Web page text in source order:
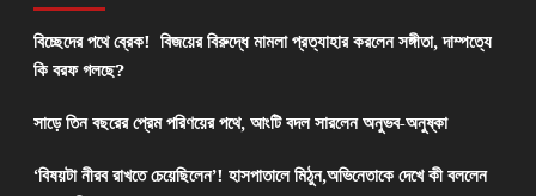
বিচ্ছেদের পথে ব্রেক! বিজয়ের বিরুদ্ধে মামলা প্রত্যাহার করলেন সঙ্গীতা, দাম্পত্যে
কি বরফ গলছে?
সাড়ে তিন বছরের প্রেম পরিণয়ের পথে, আংটি বদল সারলেন অনুভব-অনুষ্কা
‘বিষয়টা নীরব রাখতে চেয়েছিলেন’! হাসপাতালে মিঠুন,অভিনেতাকে দেখে কী বললেন